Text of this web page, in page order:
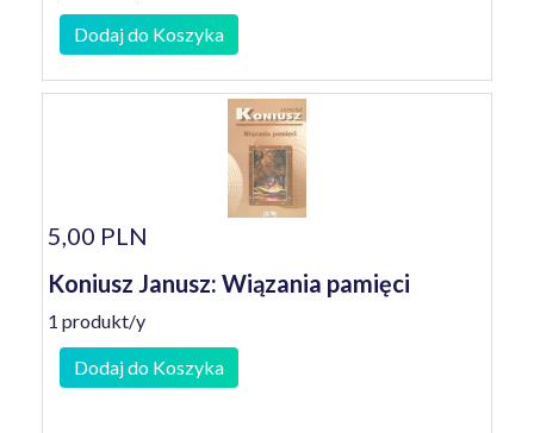
Dodaj do Koszyka
5,00 PLN
Koniusz Janusz: Wiązania pamięci
1 produkt/y
Dodaj do Koszyka